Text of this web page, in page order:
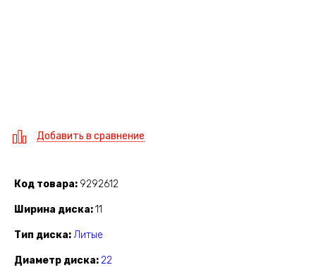
Добавить в сравнение
Код товара 9292612
Ширина диска 11
Тип диска Литые
Диаметр диска 22